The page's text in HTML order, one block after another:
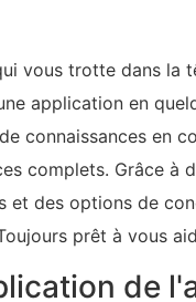
vous trotte dans la
application en
connaissances en
complets. Grâce
et des options de
prêt à vous
de